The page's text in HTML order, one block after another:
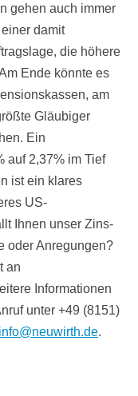
gehen auch immer
damit
die höhere
Ende könnte es
am
Gläubiger
Ein
auf 2,37% im Tief
ist ein klares
US-
Ihnen unser Zins-
oder Anregungen?
an
Informationen
unter +49 (8151)
info@neuwirth.de.